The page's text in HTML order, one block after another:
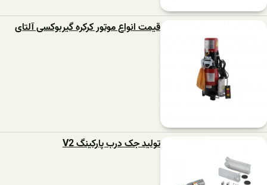
قیمت انواع موتور کرکره گیربوکسی آلتای
تولید جک درب پارکینگ V2